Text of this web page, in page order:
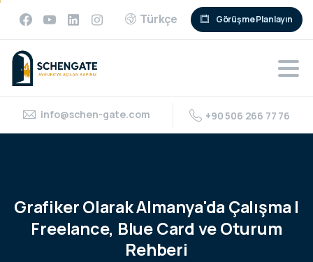
Türkçe Görüşme Planlayın
info@schen-gate.com +90 506 266 77 76
GrafikerOlarakAlmanya'da Çalışma |
Freelance, BlueCard veOturum
Rehberi